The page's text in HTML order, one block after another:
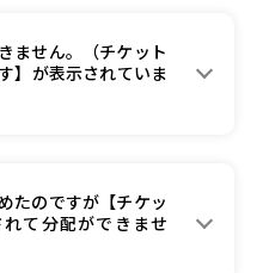
ません。（チケット
】が表示されていま
たのですが【チケッ
て分配ができませ